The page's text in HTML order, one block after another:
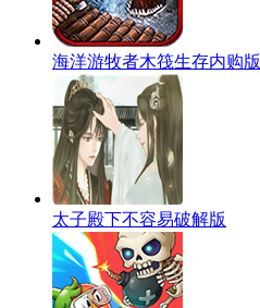
海洋游牧者木筏生存内购版
太子殿下不容易破解版